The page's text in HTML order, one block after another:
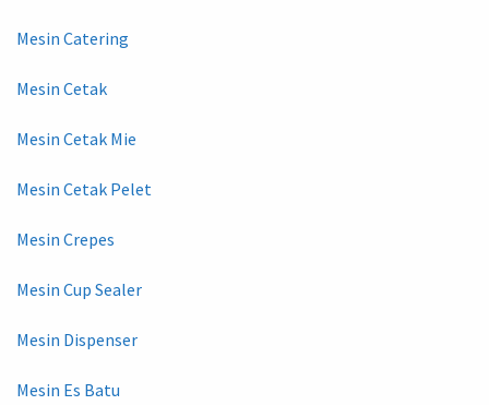
Mesin Catering
Mesin Cetak
Mesin Cetak Mie
Mesin Cetak Pelet
Mesin Crepes
Mesin Cup Sealer
Mesin Dispenser
Mesin Es Batu